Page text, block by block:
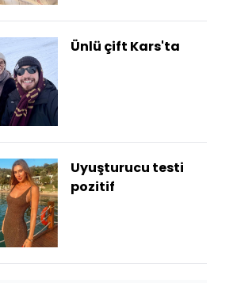
Ünlü çift Kars'ta
Uyuşturucu testi
pozitif